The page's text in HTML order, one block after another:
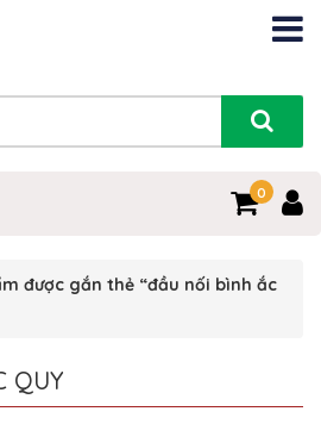
0
được gắn thẻ “đầu nối bình ắc
QUY